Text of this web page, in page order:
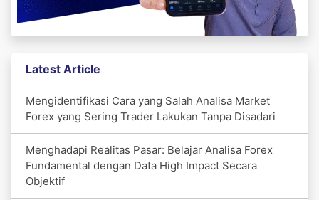
Latest Article
Mengidentifikasi Cara yang Salah Analisa Market
Forex yang Sering Trader Lakukan Tanpa Disadari
Menghadapi Realitas Pasar: Belajar Analisa Forex
Fundamental dengan Data High Impact Secara
Objektif